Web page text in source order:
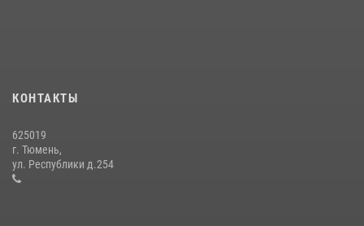
Сотрудники тюменского СОБР "Сова" отработали навыки
десантирования на Урале
16 июля 2026, 10:42
КОНТАКТЫ
625019
г. Тюмень,
ул. Республики д.254